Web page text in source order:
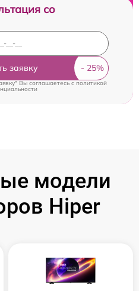
со
заявку
Вы соглашаетесь cполитикой
модели
Hiper